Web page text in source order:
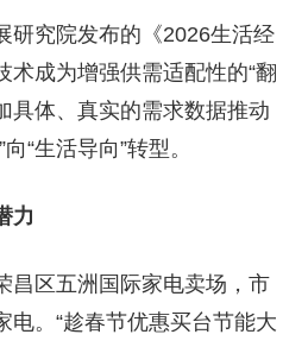
究院发布的《2026生活经
术成为增强供需适配性的“翻
具体、真实的需求数据推动
“生活导向”转型。
力
区五洲国际家电卖场，市
电。“趁春节优惠买台节能大